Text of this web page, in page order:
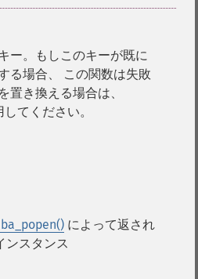
ー。もしこのキーが既に
る場合、 この関数は失敗
置き換える場合は、
してください。
によって返され
ンスタンス